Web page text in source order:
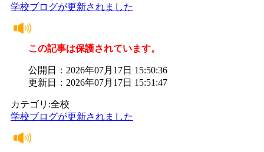
学校ブログが更新されました
この記事は保護されています。
公開日：2026年07月17日 15:50:36
更新日：2026年07月17日 15:51:47
カテゴリ:全校
学校ブログが更新されました